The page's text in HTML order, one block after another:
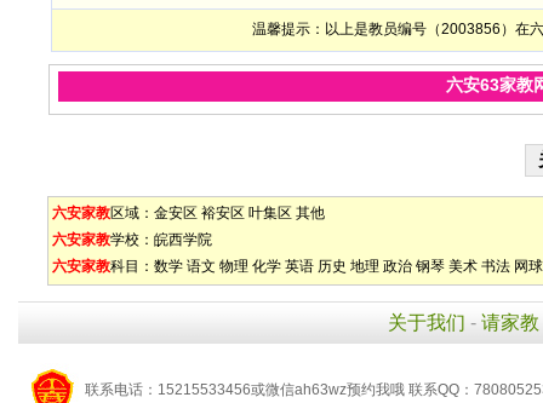
温馨提示：以上是教员编号（2003856）在
六安63家教
六安家教区域： 金安区 裕安区 叶集区 其他
六安家教学校： 皖西学院
六安家教科目： 数学 语文 物理 化学 英语 历史 地理 政治 钢琴 美术 书法 网球
关于我们 - 请家教
联系电话：15215533456或微信ah63wz预约我哦 联系QQ：